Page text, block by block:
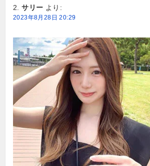
サリー より:
2023年8月28日 20:29